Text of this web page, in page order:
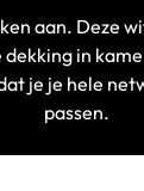
aan. Deze
in
je je hele
passen.